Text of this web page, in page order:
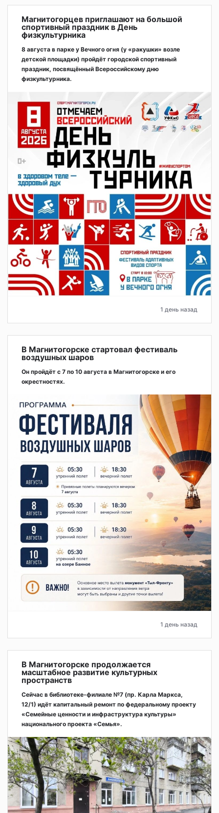
Магнитогорцев приглашают на большой
спортивный праздник в День
физкультурника
8 августа в парке у Вечного огня (у «ракушки» возле
детской площадки) пройдёт городской спортивный
праздник, посвящённый Всероссийскому дню
физкультурника.
1 день назад
В Магнитогорске стартовал фестиваль
воздушных шаров
Он пройдёт с 7 по 10 августа в Магнитогорске и его
окрестностях.
1 день назад
В Магнитогорске продолжается
масштабное развитие культурных
пространств
Сейчас в библиотеке-филиале №7 (пр. Карла Маркса,
12/1) идёт капитальный ремонт по федеральному проекту
«Семейные ценности и инфраструктура культуры»
национального проекта «Семья».